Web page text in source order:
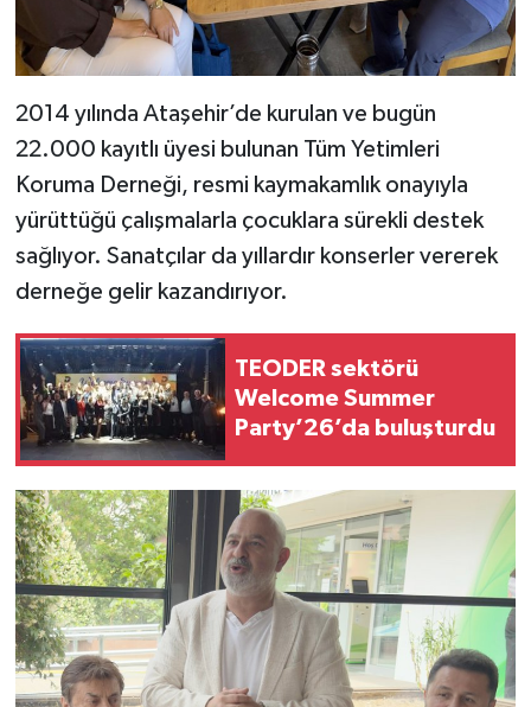
2014 yılında Ataşehir’de kurulan ve bugün
22.000 kayıtlı üyesi bulunan Tüm Yetimleri
Koruma Derneği, resmi kaymakamlık onayıyla
yürüttüğü çalışmalarla çocuklara sürekli destek
sağlıyor. Sanatçılar da yıllardır konserler vererek
derneğe gelir kazandırıyor.
TEODER sektörü
Welcome Summer
Party’26’da buluşturdu